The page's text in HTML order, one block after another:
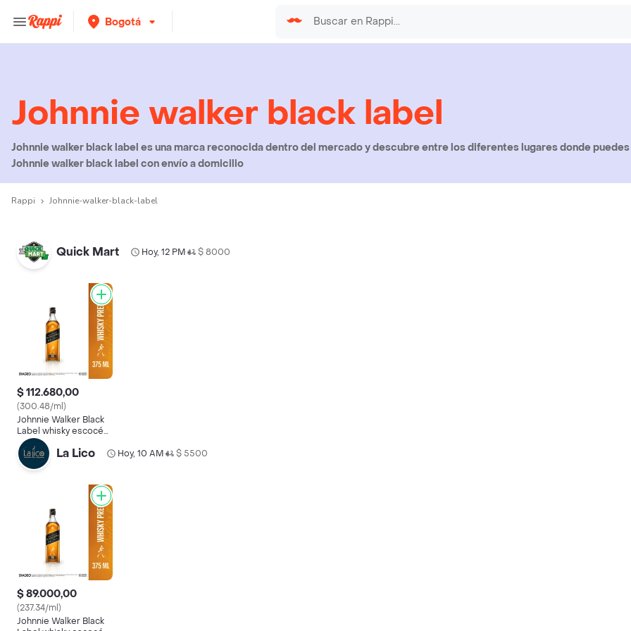
Bogotá
Johnnie walker black label
Johnnie walker black label es una marca reconocida dentro del mercado y descubre entre los diferentes lugares donde
Johnnie walker black label con envío a domicilio
Rappi Johnnie-walker-black-label
Quick Mart Hoy, 12 PM• $ 8000
$ 112.680,00
(300.48/ml)
Johnnie Walker Black
Label whisky escocés
375 ml
La Lico Hoy, 10 AM• $ 5500
$ 89.000,00
(237.34/ml)
Johnnie Walker Black